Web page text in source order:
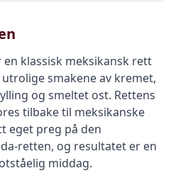
en klassisk meksikansk rett
smakene av kremet,
og smeltet ost. Rettens
tilbake til meksikanske
eget preg på den
retten, og resultatet er en
middag.